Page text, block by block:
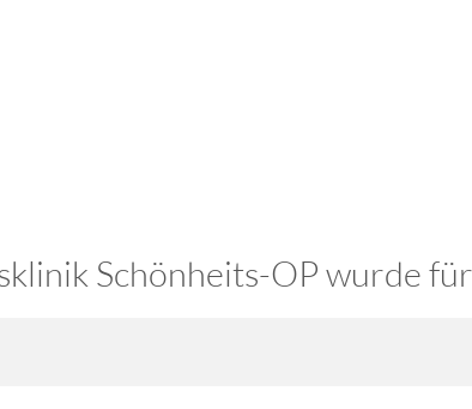
Schönheits-OP wurde